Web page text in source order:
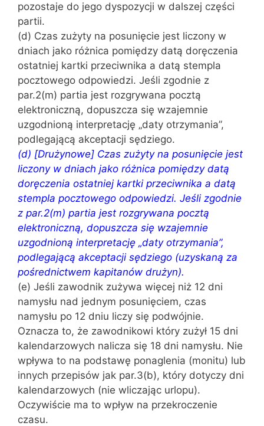
pozostaje do jego dyspozycji w dalszej części
partii.
(d) Czas zużyty na posunięcie jest liczony w
dniach jako różnica pomiędzy datą doręczenia
ostatniej kartki przeciwnika a datą stempla
pocztowego odpowiedzi. Jeśli zgodnie z
par.2(m) partia jest rozgrywana pocztą
elektroniczną, dopuszcza się wzajemnie
uzgodnioną interpretację „daty otrzymania”,
podlegającą akceptacji sędziego.
(d) [Drużynowe] Czas zużyty na posunięcie jest
liczony w dniach jako różnica pomiędzy datą
doręczenia ostatniej kartki przeciwnika a datą
stempla pocztowego odpowiedzi. Jeśli zgodnie
z par.2(m) partia jest rozgrywana pocztą
elektroniczną, dopuszcza się wzajemnie
uzgodnioną interpretację „daty otrzymania”,
podlegającą akceptacji sędziego (uzyskaną za
pośrednictwem kapitanów drużyn).
(e) Jeśli zawodnik zużywa więcej niż 12 dni
namysłu nad jednym posunięciem, czas
namysłu po 12 dniu liczy się podwójnie.
Oznacza to, że zawodnikowi który zużył 15 dni
kalendarzowych nalicza się 18 dni namysłu. Nie
wpływa to na podstawę ponaglenia (monitu) lub
innych przepisów jak par.3(b), który dotyczy dni
kalendarzowych (nie wliczając urlopu).
Oczywiście ma to wpływ na przekroczenie
czasu.